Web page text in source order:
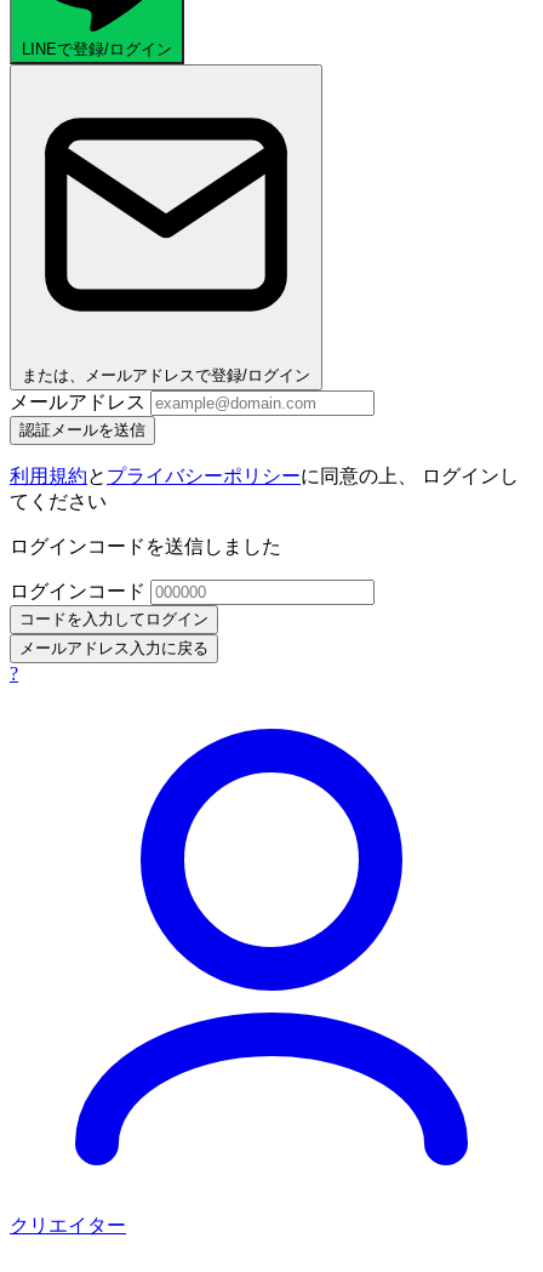
LINEで登録/ログイン
または、メールアドレスで登録/ログイン
メールアドレス
認証メールを送信
利用規約と プライバシーポリシーに同意の上、 ログインし
てください
ログインコードを送信しました
ログインコード
コードを入力してログイン
メールアドレス入力に戻る
?
クリエイター